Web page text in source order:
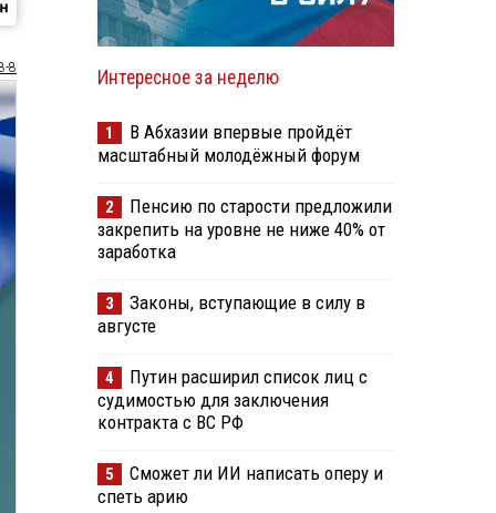
8 Интересное за неделю
1
В Абхазии впервые пройдёт
масштабный молодёжный форум
2
Пенсию по старости предложили
закрепить на уровне не ниже 40% от
заработка
3
Законы, вступающие в силу в
августе
4
Путин расширил список лиц с
судимостью для заключения
контракта с ВС РФ
5
Сможет ли ИИ написать оперу и
спеть арию